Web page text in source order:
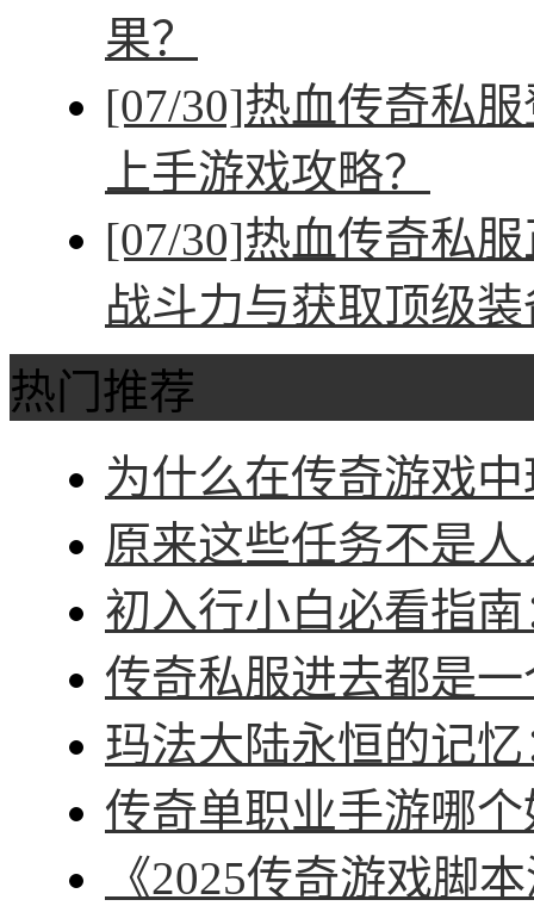
果？
[07/30]热血传奇私
上手游戏攻略？
[07/30]热血传奇私
战斗力与获取顶级
热门推荐
为什么在传奇游戏
原来这些任务不是
初入行小白必看指
传奇私服进去都是
玛法大陆永恒的记
传奇单职业手游哪
《2025传奇游戏脚